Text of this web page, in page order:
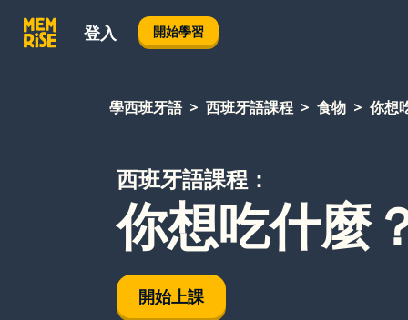
登入 開始學習
學西班牙語 西班牙語課程 食物 你想
西班牙語課程：
你想吃什麼
開始上課